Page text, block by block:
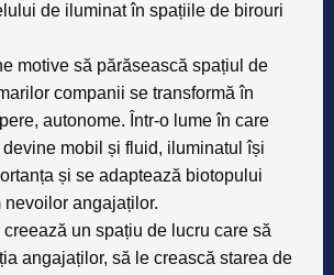
de iluminat în spațiile de birouri
motive să părăsească spațiul de
companii se transformă în
autonome. Într-o lume în care
mobil și fluid, iluminatul își
și se adaptează biotopului
nevoilor angajaților.
un spațiu de lucru care să
angajaților, să le crească starea de